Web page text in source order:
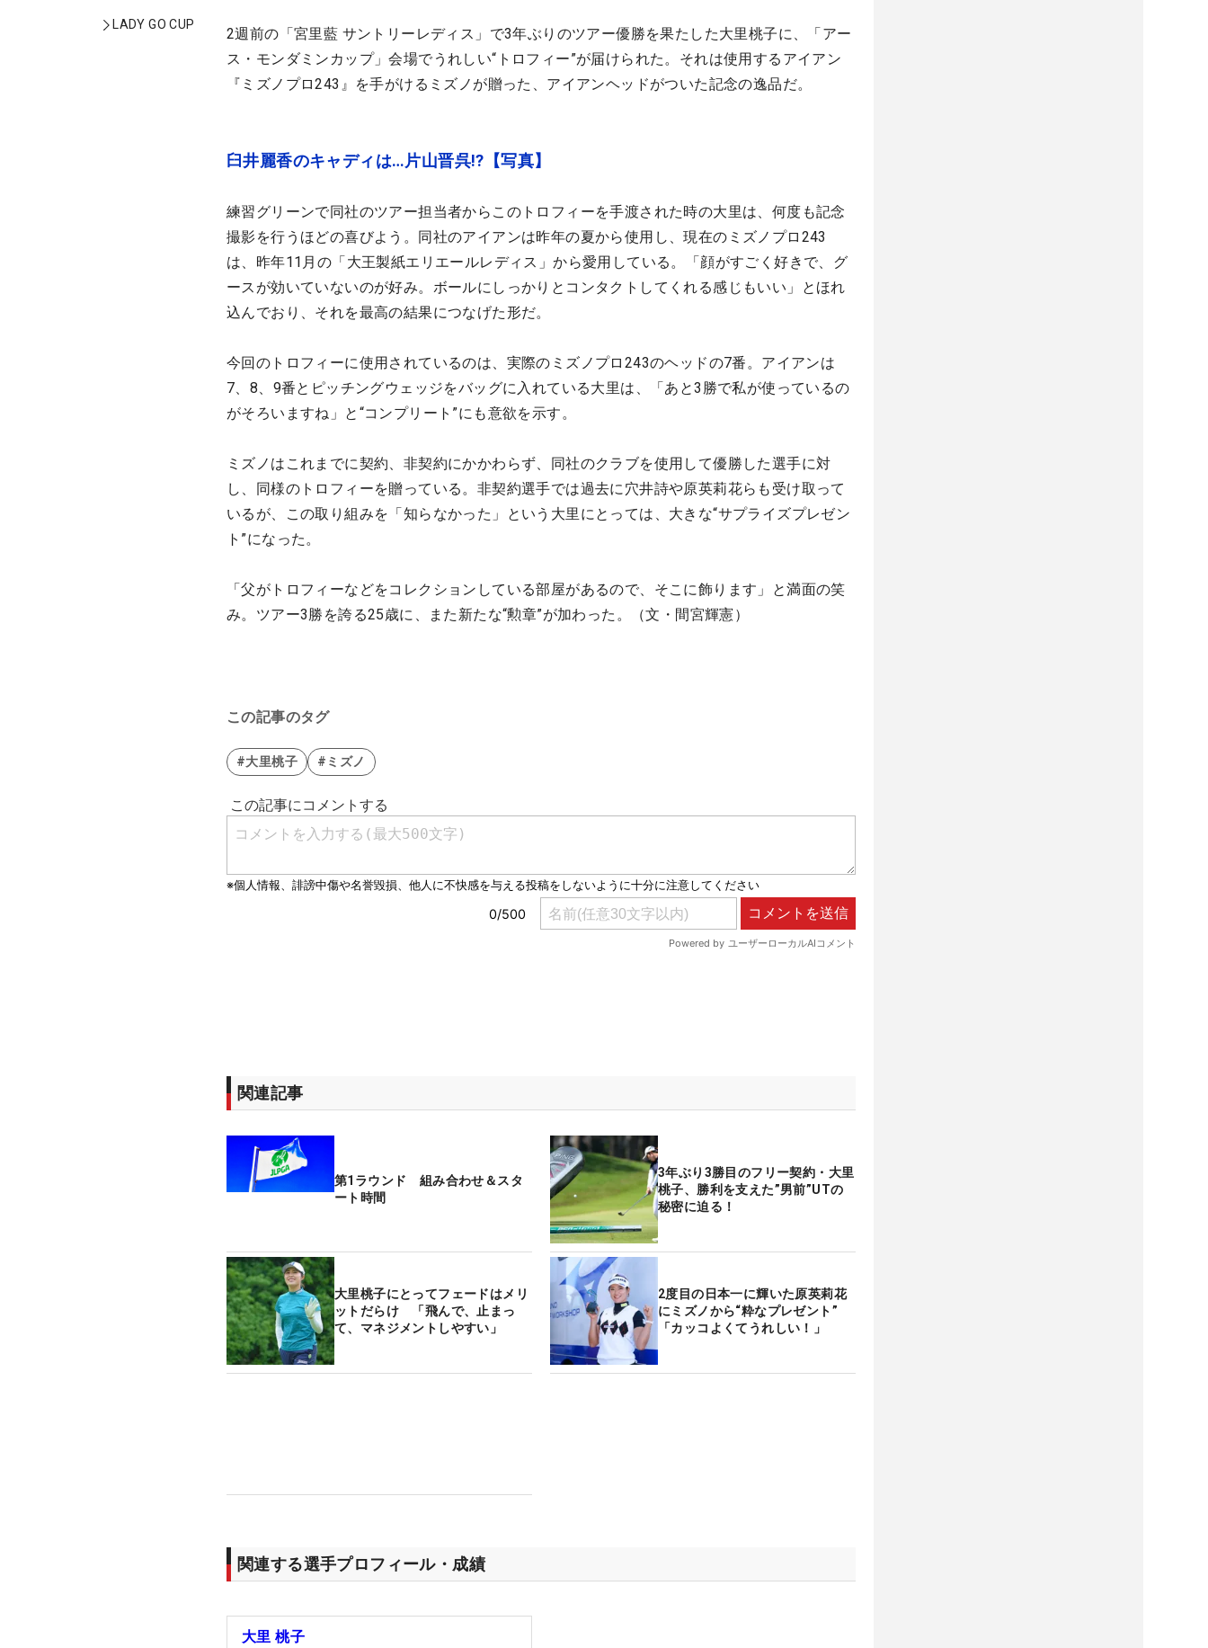
LADY GO CUP
2週前の「宮里藍 サントリーレディス」で3年ぶりのツアー優勝を果たした大里桃子に、「アー
ス・モンダミンカップ」会場でうれしい“トロフィー”が届けられた。それは使用するアイアン
『ミズノプロ243』を手がけるミズノが贈った、アイアンヘッドがついた記念の逸品だ。
臼井麗香のキャディは…片山晋呉!?【写真】
練習グリーンで同社のツアー担当者からこのトロフィーを手渡された時の大里は、何度も記念
撮影を行うほどの喜びよう。同社のアイアンは昨年の夏から使用し、現在のミズノプロ243
は、昨年11月の「大王製紙エリエールレディス」から愛用している。「顔がすごく好きで、グ
ースが効いていないのが好み。ボールにしっかりとコンタクトしてくれる感じもいい」とほれ
込んでおり、それを最高の結果につなげた形だ。
今回のトロフィーに使用されているのは、実際のミズノプロ243のヘッドの7番。アイアンは
7、8、9番とピッチングウェッジをバッグに入れている大里は、「あと3勝で私が使っているの
がそろいますね」と“コンプリート”にも意欲を示す。
ミズノはこれまでに契約、非契約にかかわらず、同社のクラブを使用して優勝した選手に対
し、同様のトロフィーを贈っている。非契約選手では過去に穴井詩や原英莉花らも受け取って
いるが、この取り組みを「知らなかった」という大里にとっては、大きな“サプライズプレゼン
ト”になった。
「父がトロフィーなどをコレクションしている部屋があるので、そこに飾ります」と満面の笑
み。ツアー3勝を誇る25歳に、また新たな“勲章”が加わった。（文・間宮輝憲）
この記事のタグ
#大里桃子 #ミズノ
関連記事
第1ラウンド 組み合わせ＆スタ
ート時間
3年ぶり3勝目のフリー契約・大里
桃子、勝利を支えた”男前”UTの
秘密に迫る！
大里桃子にとってフェードはメリ
ットだらけ 「飛んで、止まっ
て、マネジメントしやすい」
2度目の日本一に輝いた原英莉花
にミズノから“粋なプレゼント”
「カッコよくてうれしい！」
関連する選手プロフィール・成績
大里 桃子